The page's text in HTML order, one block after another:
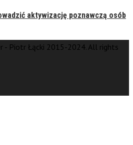
aktywizację poznawczą osób
- Piotr Łącki 2015-2024. All rights